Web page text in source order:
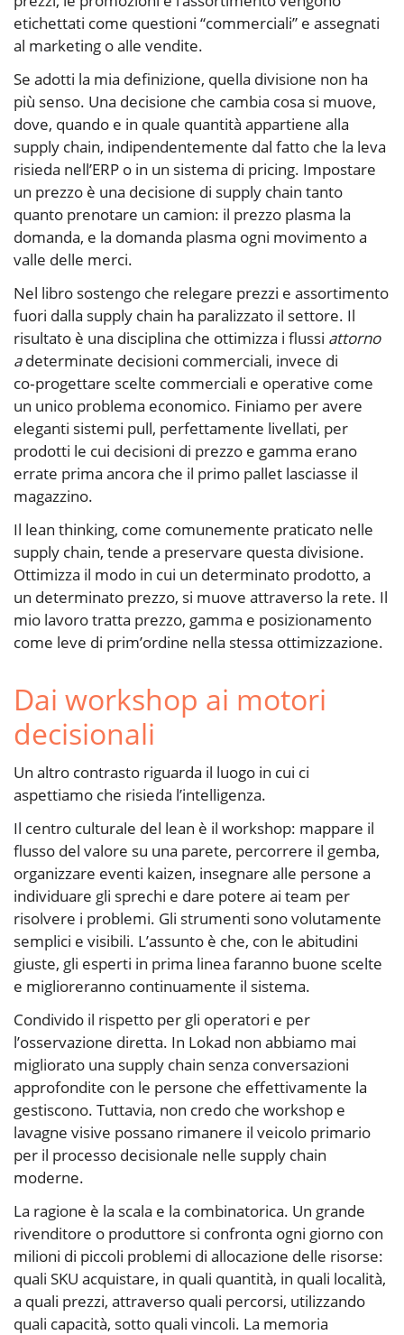
etichettati come questioni “commerciali” e assegnati
al marketing o alle vendite.
Se adotti la mia definizione, quella divisione non ha
più senso. Una decisione che cambia cosa si muove,
dove, quando e in quale quantità appartiene alla
supply chain, indipendentemente dal fatto che la leva
risieda nell’ERP o in un sistema di pricing. Impostare
un prezzo è una decisione di supply chain tanto
quanto prenotare un camion: il prezzo plasma la
domanda, e la domanda plasma ogni movimento a
valle delle merci.
Nel libro sostengo che relegare prezzi e assortimento
fuori dalla supply chain ha paralizzato il settore. Il
risultato è una disciplina che ottimizza i flussi attorno
adeterminate decisioni commerciali, invece di
co‑progettare scelte commerciali e operative come
un unico problema economico. Finiamo per avere
eleganti sistemi pull, perfettamente livellati, per
prodotti le cui decisioni di prezzo e gamma erano
errate prima ancora che il primo pallet lasciasse il
magazzino.
Il lean thinking, come comunemente praticato nelle
supply chain, tende a preservare questa divisione.
Ottimizza il modo in cui un determinato prodotto, a
un determinato prezzo, si muove attraverso la rete. Il
mio lavoro tratta prezzo, gamma e posizionamento
come leve di prim’ordine nella stessa ottimizzazione.
Dai workshop ai motori
decisionali
Un altro contrasto riguarda il luogo in cui ci
aspettiamo che risieda l’intelligenza.
Il centro culturale del lean è il workshop: mappare il
flusso del valore su una parete, percorrere il gemba,
organizzare eventi kaizen, insegnare alle persone a
individuare gli sprechi e dare potere ai team per
risolvere i problemi. Gli strumenti sono volutamente
semplici e visibili. L’assunto è che, con le abitudini
giuste, gli esperti in prima linea faranno buone scelte
e miglioreranno continuamente il sistema.
Condivido il rispetto per gli operatori e per
l’osservazione diretta. In Lokad non abbiamo mai
migliorato una supply chain senza conversazioni
approfondite con le persone che effettivamente la
gestiscono. Tuttavia, non credo che workshop e
lavagne visive possano rimanere il veicolo primario
per il processo decisionale nelle supply chain
moderne.
La ragione è la scala e la combinatorica. Un grande
rivenditore o produttore si confronta ogni giorno con
milioni di piccoli problemi di allocazione delle risorse:
quali SKU acquistare, in quali quantità, in quali località,
a quali prezzi, attraverso quali percorsi, utilizzando
quali capacità, sotto quali vincoli. La memoria